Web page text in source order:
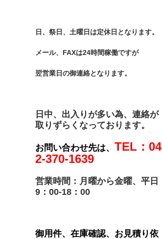
日、祭日、土曜日は定休日となります。
メール、FAXは24時間稼働ですが
翌営業日の御連絡となります。
日中、出入りが多い為、連絡が
取りずらくなっております。
お問い合わせ先は、 TEL：04
2-370-1639
営業時間：月曜から金曜、平日
9：00-18：00
御用件、在庫確認、お見積り依